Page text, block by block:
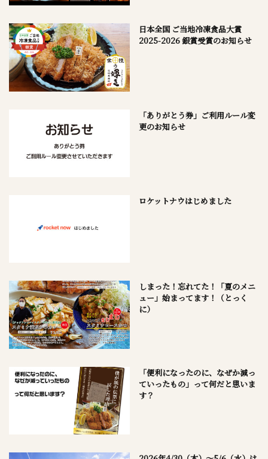
日本全国 ご当地冷凍食品大賞
2025-2026 銀賞受賞のお知らせ
「ありがとう券」ご利用ルール変
更のお知らせ
ロケットナウはじめました
しまった！忘れてた！「夏のメニ
ュー」始まってます！（とっく
に）
「便利になったのに、なぜか減っ
ていったもの」って何だと思いま
す？